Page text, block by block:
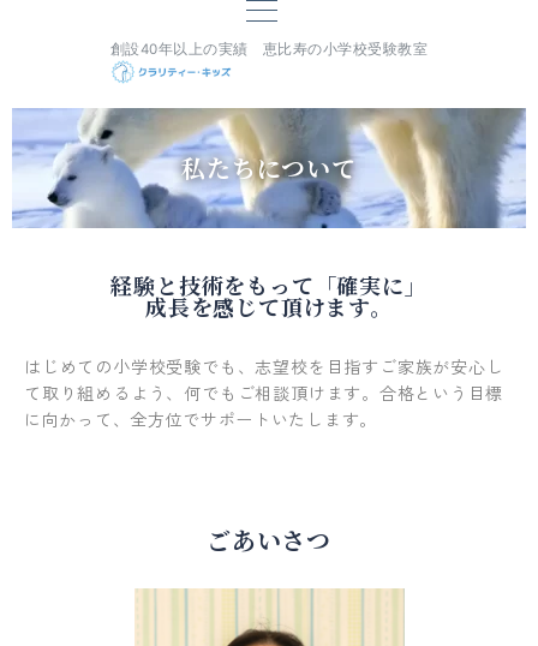
創設40年以上の実績 恵比寿の小学校受験教室
私たちについて
経験と技術をもって「確実に」
成長を感じて頂けます。
はじめての小学校受験でも、志望校を目指すご家族が安心し
て取り組めるよう、何でもご相談頂けます。 合格という目標
に向かって、全方位でサポートいたします。
ごあいさつ